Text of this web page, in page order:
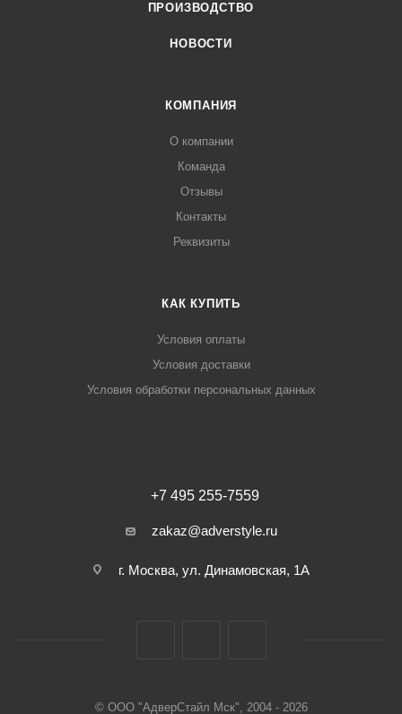
ПРОИЗВОДСТВО
НОВОСТИ
КОМПАНИЯ
О компании
Команда
Отзывы
Контакты
Реквизиты
КАК КУПИТЬ
Условия оплаты
Условия доставки
Условия обработки персональных данных
+7 495 255-7559
zakaz@adverstyle.ru
г. Москва, ул. Динамовская, 1А
© ООО "АдверСтайл Мск", 2004 - 2026